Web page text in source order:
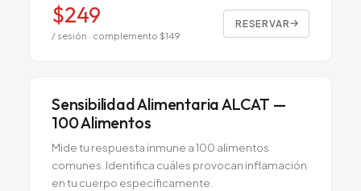
$249
/ sesión · complemento $149
RESERVAR
Sensibilidad Alimentaria ALCAT —
100 Alimentos
Mide tu respuesta inmune a 100 alimentos
comunes. Identifica cuáles provocan inflamación
en tu cuerpo específicamente.